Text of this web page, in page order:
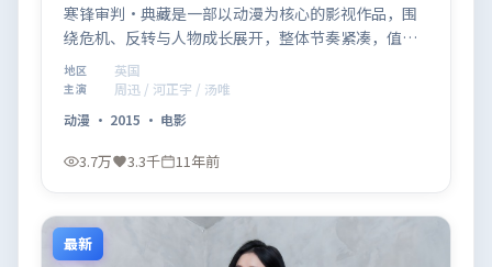
寒锋审判·典藏是一部以动漫为核心的影视作品，围
绕危机、反转与人物成长展开，整体节奏紧凑，值得
推荐观看。
地区 英国
主演
周迅 / 河正宇 / 汤唯
动漫 · 2015 · 电影
3.7万 3.3千 11年前
最新